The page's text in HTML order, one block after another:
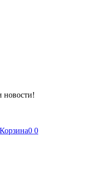
новости!
Корзина0 0